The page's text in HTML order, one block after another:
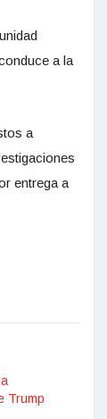
a la
a
entrega a
Trump